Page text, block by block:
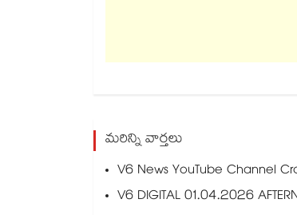
మరిన్ని వార్తలు
V6 News YouTube Channel
V6 DIGITAL 01.04.2026